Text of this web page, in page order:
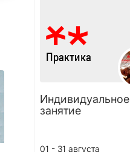
Индивидуальное
занятие
01 - 31 августа